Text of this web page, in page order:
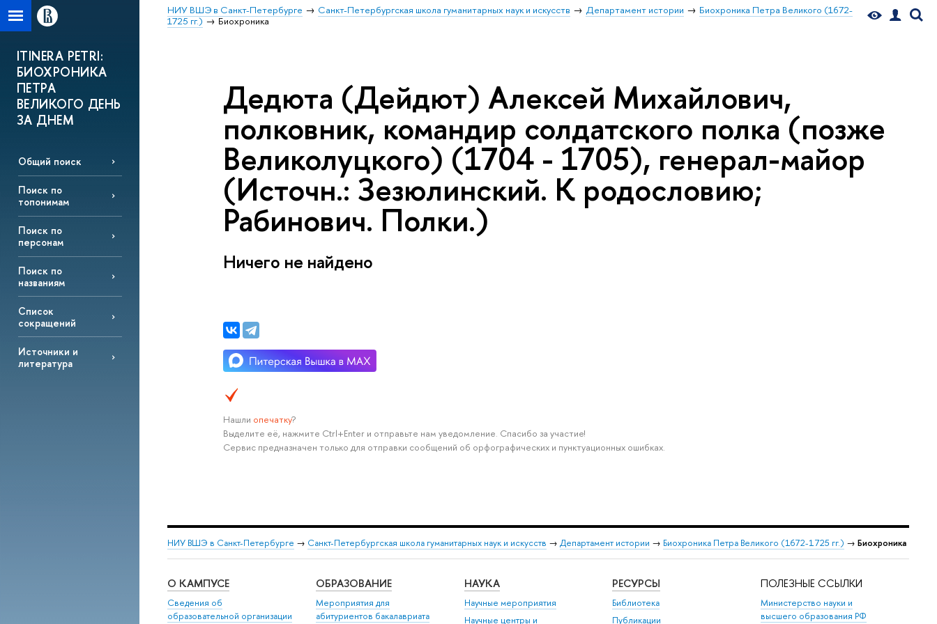
НИУ ВШЭ в Санкт-Петербурге Санкт-Петербургская школа гуманитарных наук и искусств Департамент истории
Биохроника Петра Великого (1672-
1725 гг.)
Биохроника
ITINERA PETRI:
БИОХРОНИКА
ПЕТРА
ВЕЛИКОГО ДЕНЬ
ЗА ДНЕМ
Общий поиск
Поиск по
топонимам
Поиск по
персонам
Поиск по
названиям
Список
сокращений
Источники и
литература
Дедюта (Дейдют) Алексей Михайлович,
полковник, командир солдатского полка (позже
Великолуцкого) (1704 - 1705), генерал-майор
(Источн.: Зезюлинский. К родословию;
Рабинович. Полки.)
Ничего не найдено
Нашли опечатку?
Выделите её, нажмите Ctrl+Enter и отправьте нам уведомление. Спасибо за участие!
Сервис предназначен только для отправки сообщений об орфографических и пунктуационных ошибках.
НИУ ВШЭ в Санкт-Петербурге → Санкт-Петербургская школа гуманитарных наук и искусств → Департамент истории → Биохроника Петра Великого (1672-1725 гг.) → Биохроника
О КАМПУСЕ
Сведения об
образовательной организации
ОБРАЗОВАНИЕ
Мероприятия для
абитуриентов бакалавриата
НАУКА
Научные мероприятия
Научные центры и
РЕСУРСЫ
Библиотека
Публикации
ПОЛЕЗНЫЕ ССЫЛКИ
Министерство науки и
высшего образования РФ